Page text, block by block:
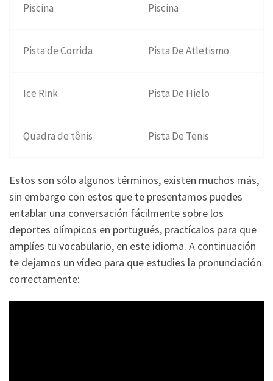
Piscina Piscina
Pista de Corrida Pista De Atletismo
Ice Rink Pista De Hielo
Quadra de tênis Pista De Tenis
Estos son sólo algunos términos, existen muchos más,
sin embargo con estos que te presentamos puedes
entablar una conversación fácilmente sobre los
deportes olímpicos en portugués, practícalos para que
amplíes tu vocabulario, en este idioma. A continuación
te dejamos un vídeo para que estudies la pronunciación
correctamente: